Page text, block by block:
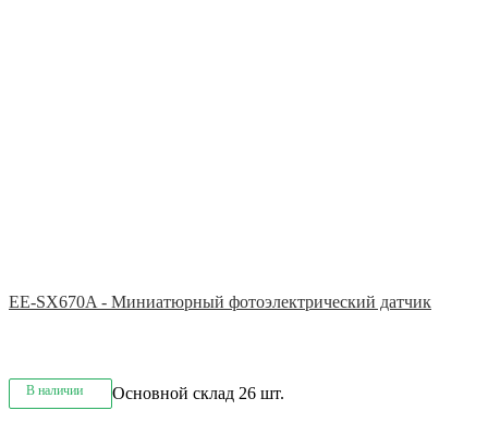
EE-SX670A - Миниатюрный фотоэлектрический датчик
В наличии Основной склад 26 шт.